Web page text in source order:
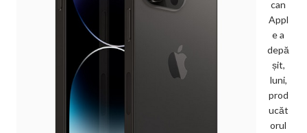
can
Appl
e a
depă
șit,
luni,
prod
ucăt
orul